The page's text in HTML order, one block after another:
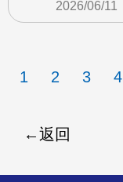
2026/06/11
1 2 3 4
返回